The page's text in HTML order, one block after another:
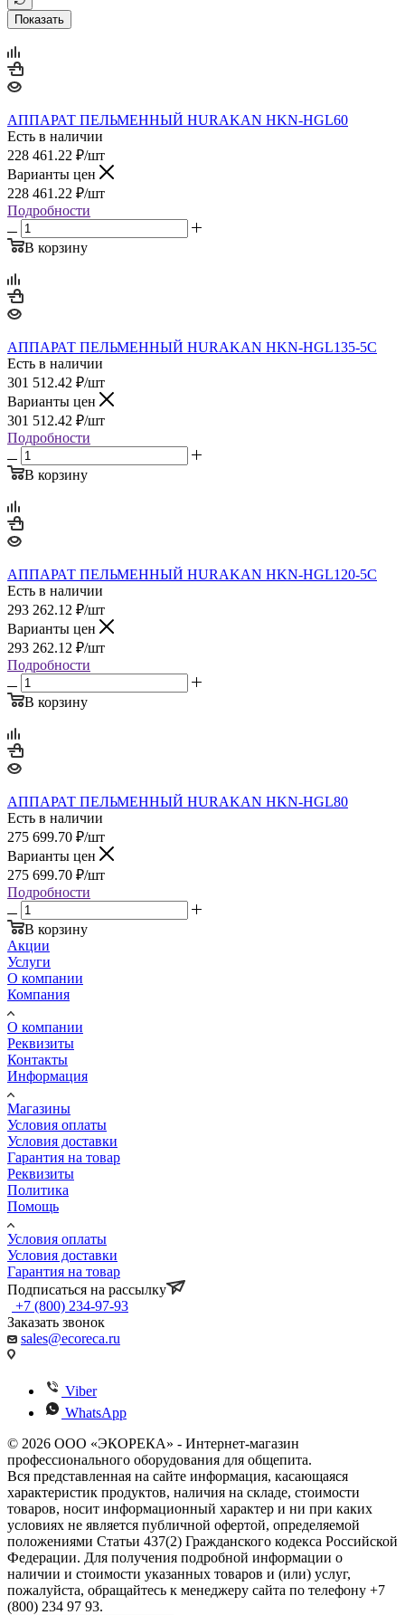
Показать
АППАРАТ ПЕЛЬМЕННЫЙ HURAKAN HKN-HGL60
Есть в наличии
228 461.22 ₽/шт
Варианты цен
228 461.22 ₽/шт
Подробности
В корзину
АППАРАТ ПЕЛЬМЕННЫЙ HURAKAN HKN-HGL135-5C
Есть в наличии
301 512.42 ₽/шт
Варианты цен
301 512.42 ₽/шт
Подробности
В корзину
АППАРАТ ПЕЛЬМЕННЫЙ HURAKAN HKN-HGL120-5C
Есть в наличии
293 262.12 ₽/шт
Варианты цен
293 262.12 ₽/шт
Подробности
В корзину
АППАРАТ ПЕЛЬМЕННЫЙ HURAKAN HKN-HGL80
Есть в наличии
275 699.70 ₽/шт
Варианты цен
275 699.70 ₽/шт
Подробности
В корзину
Акции
Услуги
О компании
Компания
О компании
Реквизиты
Контакты
Информация
Магазины
Условия оплаты
Условия доставки
Гарантия на товар
Реквизиты
Политика
Помощь
Условия оплаты
Условия доставки
Гарантия на товар
Подписаться на рассылку
+7 (800) 234-97-93
Заказать звонок
sales@ecoreca.ru
Viber
WhatsApp
© 2026 ООО «ЭКОРЕКА» - Интернет-магазин
профессионального оборудования для общепита.
Вся представленная на сайте информация, касающаяся
характеристик продуктов, наличия на складе, стоимости
товаров, носит информационный характер и ни при каких
условиях не является публичной офертой, определяемой
положениями Статьи 437(2) Гражданского кодекса Российской
Федерации. Для получения подробной информации о
наличии и стоимости указанных товаров и (или) услуг,
пожалуйста, обращайтесь к менеджеру сайта по телефону +7
(800) 234 97 93.